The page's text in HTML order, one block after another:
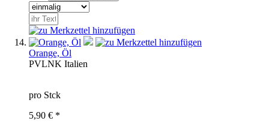
Orange, Öl
PVLNK Italien
pro Stck
5,90 € *